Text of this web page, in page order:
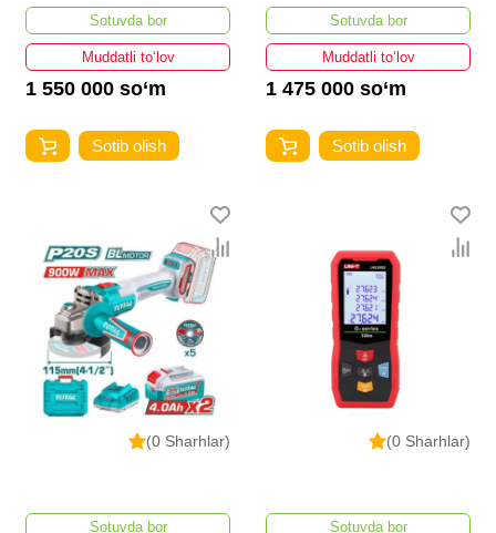
Sotuvda bor
Muddatli to‘lov
1 550 000 so‘m
Sotib olish
Sotuvda bor
Muddatli to‘lov
1 475 000 so‘m
Sotib olish
(0 Sharhlar)
Sotuvda bor
(0 Sharhlar)
Sotuvda bor